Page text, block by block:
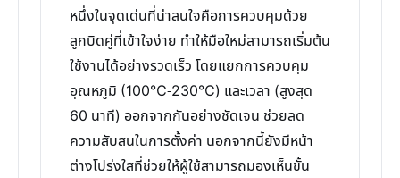
หนึ่งในจุดเด่นที่น่าสนใจคือการควบคุมด้วย
ลูกบิดคู่ที่เข้าใจง่าย ทำให้มือใหม่สามารถเริ่มต้น
ใช้งานได้อย่างรวดเร็ว โดยแยกการควบคุม
อุณหภูมิ (100℃-230℃) และเวลา (สูงสุด
60 นาที) ออกจากกันอย่างชัดเจน ช่วยลด
ความสับสนในการตั้งค่า นอกจากนี้ยังมีหน้า
ต่างโปร่งใสที่ช่วยให้ผู้ใช้สามารถมองเห็นขั้น